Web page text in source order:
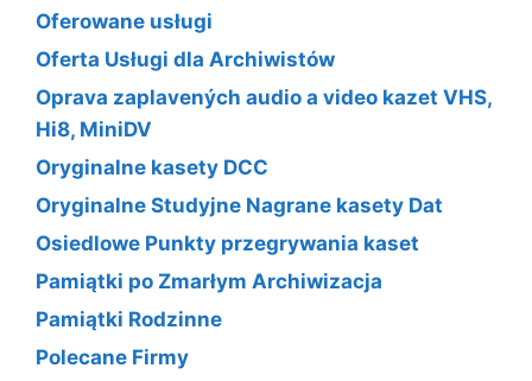
Oferowane usługi
Oferta Usługi dla Archiwistów
Oprava zaplavených audio a video kazet VHS,
Hi8, MiniDV
Oryginalne kasety DCC
Oryginalne Studyjne Nagrane kasety Dat
Osiedlowe Punkty przegrywania kaset
Pamiątki po Zmarłym Archiwizacja
Pamiątki Rodzinne
Polecane Firmy